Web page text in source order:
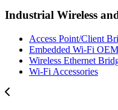
Industrial Wireless
Access Point/Client
Embedded Wi-Fi
Wireless Ethernet
Wi-Fi Accessories